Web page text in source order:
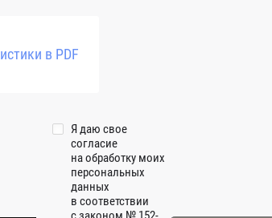
в PDF
Я даю свое
согласие
на обработку моих
персональных
данных
в соответствии